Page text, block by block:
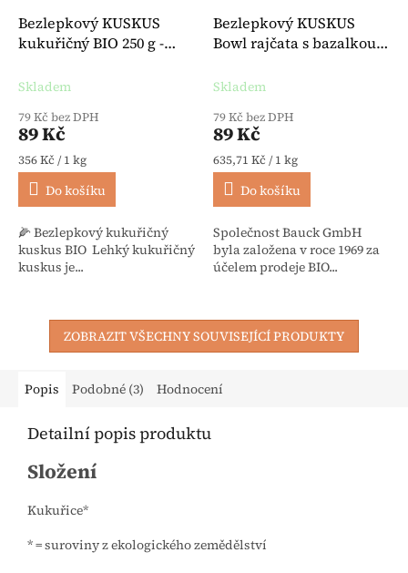
Bezlepkový KUSKUS
kukuřičný BIO 250 g -
Skladem
79 Kč bez DPH
89 Kč
Měrná cena:
356 Kč / 1 kg
Do košíku
🌽 Bezlepkový kukuřičný
kuskus BIO Lehký kukuřičný
kuskus je...
Bezlepkový KUSKUS
Bowl rajčata s bazalkou
Skladem
79 Kč bez DPH
89 Kč
Měrná cena:
635,71 Kč / 1 kg
Do košíku
Společnost Bauck GmbH
byla založena v roce 1969 za
účelem prodeje BIO...
ZOBRAZIT VŠECHNY SOUVISEJÍCÍ PRODUKTY
Popis Podobné (3) Hodnocení
Detailní popis produktu
Složení
Kukuřice*
* = suroviny z ekologického zemědělství